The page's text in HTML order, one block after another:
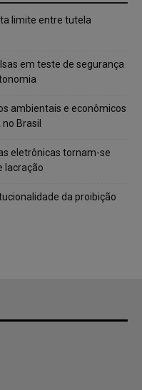
limite entre tutela
em teste de segurança
ambientais e econômicos
Brasil
eletrônicas tornam-se
lacração
da proibição